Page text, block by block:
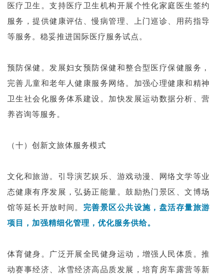
医疗卫生。支持医疗卫生机构开展个性化家庭医生签约
服务，提供健康评估、慢病管理、上门巡诊、用药指导
等服务。稳妥推进国际医疗服务试点。
预防保健。发展妇女预防保健和整合型医疗保健服务，
完善儿童和老年人健康服务网络。加强心理健康和精神
卫生社会化服务体系建设。加快发展运动数据分析、营
养咨询等服务。
（十）创新文旅体服务模式
文化和旅游。引导演艺娱乐、游戏动漫、网络文学等业
态健康有序发展，弘扬正能量。鼓励热门景区、文博场
馆等延长开放时间。 完善景区公共设施，盘活存量旅游
项目，加强精细化管理，优化服务供给。
体育健身。广泛开展全民健身运动，增强人民体质。推
动赛事经济、冰雪经济高品质发展，培育房车露营等新